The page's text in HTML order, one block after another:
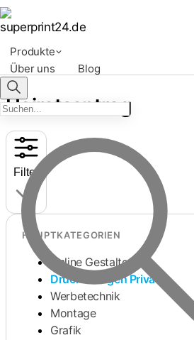
Produkte
Über uns
Blog
Heiratsantrag
Filter
HAUPTKATEGORIEN
Online Gestalten
Druckvorlagen Privat
Werbetechnik
Montage
Grafik